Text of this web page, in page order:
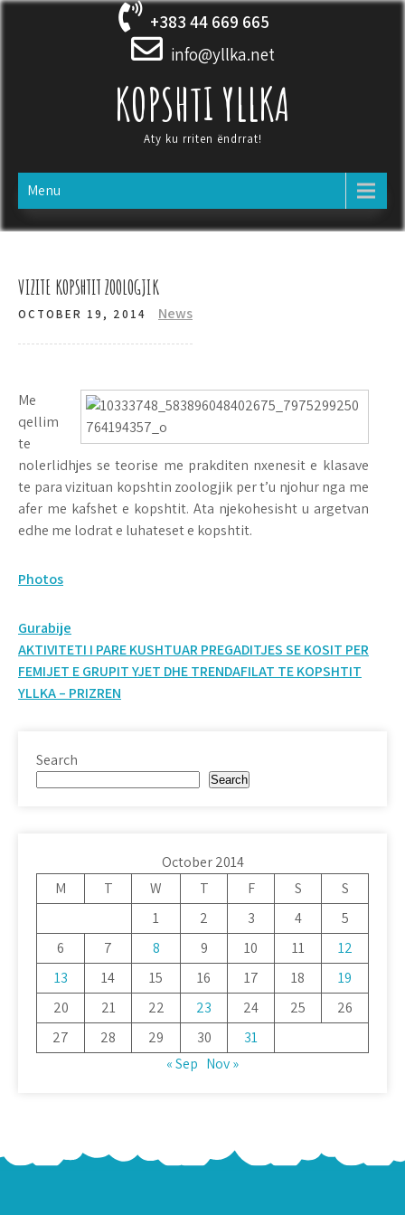
Skip
+383 44 669 665
info@yllka.net
KOPSHTI YLLKA
Aty ku rriten ëndrrat!
Menu
VIZITE KOPSHTIT ZOOLOGJIK
OCTOBER 19, 2014 News
Me
qellim
te
nolerlidhjes se teorise me prakditen nxenesit e klasave
te para vizituan kopshtin zoologjik per t’u njohur nga me
afer me kafshet e kopshtit. Ata njekohesisht u argetvan
edhe me lodrat e luhateset e kopshtit.
Photos
Post
navigation
Gurabije
AKTIVITETI I PARE KUSHTUAR PREGADITJES SE KOSIT PER
FEMIJET E GRUPIT YJET DHE TRENDAFILAT TE KOPSHTIT
YLLKA – PRIZREN
Search
Search
October 2014
M
T W T F S
S
1
2 3 4
5
6
7 8 9 10 11
12
13
14 15 16 17 18
19
20
21 22 23 24 25
26
27
28 29 30
31
« Sep Nov »